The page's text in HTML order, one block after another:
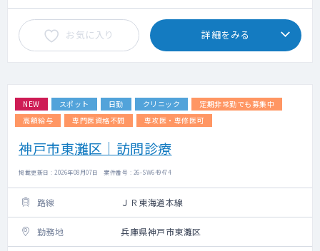
お気に入り 詳細をみる
NEW スポット 日勤 クリニック
定期非常勤でも募集中
高額給与
専門医資格不問 専攻医・専修医可
神戸市東灘区｜訪問診療
掲載更新日 : 2026年08月07日 案件番号 : 26-SW649474
路線 ＪＲ東海道本線
勤務地 兵庫県神戸市東灘区